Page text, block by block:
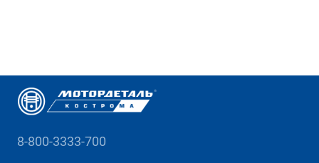
8-800-3333-700